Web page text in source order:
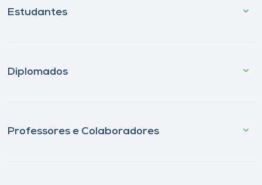
Estudantes
Diplomados
Professores e Colaboradores